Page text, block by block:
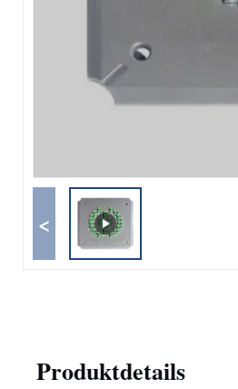
<
Produktdetails